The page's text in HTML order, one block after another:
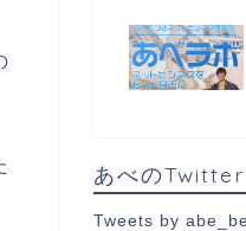
あべのTwitter
Tweets by